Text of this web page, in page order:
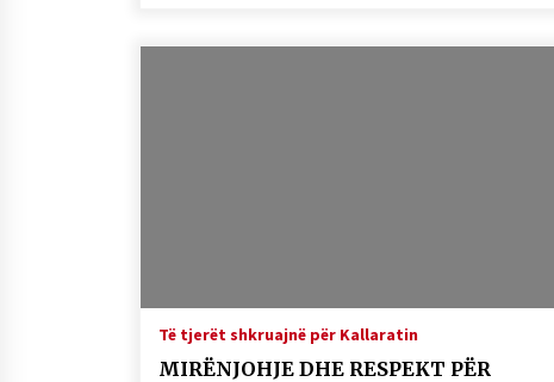
Të tjerët shkruajnë për Kallaratin
MIRËNJOHJE DHE RESPEKT PËR